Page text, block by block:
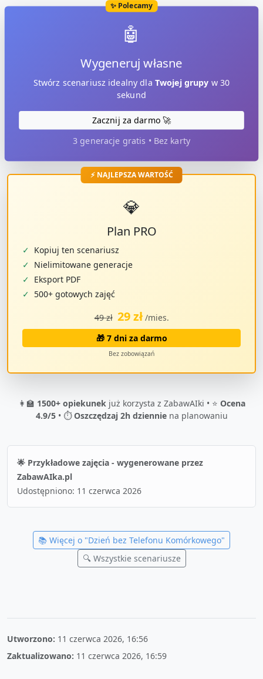
✨ Polecamy
🤖
Wygeneruj własne
Stwórz scenariusz idealny dla Twojej grupy w 30
sekund
Zacznij za darmo 🚀
3 generacje gratis • Bez karty
⚡ NAJLEPSZA WARTOŚĆ
💎
Plan PRO
✓ Kopiuj ten scenariusz
✓ Nielimitowane generacje
✓ Eksport PDF
✓ 500+ gotowych zajęć
49 zł 29 zł /mies.
🎁 7 dni za darmo
Bez zobowiązań
👩‍🏫 1500+ opiekunekjuż korzysta z ZabawAIki • ⭐ Ocena
4.9/5• ⏱️Oszczędzaj 2h dzienniena planowaniu
🌟 Przykładowe zajęcia - wygenerowane przez
ZabawAIka.pl
Udostępniono: 11 czerwca 2026
📚 Więcej o "Dzień bez Telefonu Komórkowego"
🔍 Wszystkie scenariusze
Utworzono: 11 czerwca 2026, 16:56
Zaktualizowano: 11 czerwca 2026, 16:59